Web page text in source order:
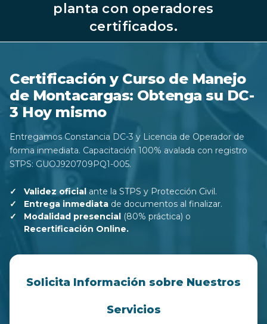
planta con operadores
certificados.
Certificación y Curso de Manejo
de Montacargas: Obtenga su DC-
3 Hoy mismo
Entregamos Constancia DC-3 y Licencia de Operador de
forma inmediata. Capacitación 100% avalada con registro
STPS: GUOJ920709PQ1-005.
Validez oficial ante la STPS y Protección Civil.
Entrega inmediata de documentos al finalizar.
Modalidad presencial (80% práctica) o
Recertificación Online.
Solicita Información sobre Nuestros
Servicios